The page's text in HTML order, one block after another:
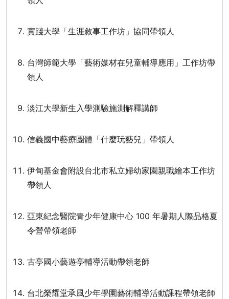
實踐大學「生涯敘事工作坊」協同帶領人
台灣師範大學「藝術媒材在兒童輔導應用」工作坊帶
領人
淡江大學新生入學測驗施測解釋講師
信義國中藝療團體「什麼玩藝兒」帶領人
伊甸基金會附設台北市私立婦幼家園親職繪本工作坊
帶領人
亞東紀念醫院青少年健康中心 100 年暑期人際品格夏
令營帶領老師
古亭國小藝遊亭輔導活動帶領老師
台北榮耀堂承風少年學園藝術輔導活動課程帶領老師